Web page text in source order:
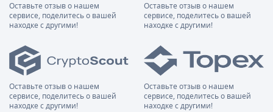
Оставьте отзыв о нашем
сервисе, поделитесь о вашей
находке с другими!
Оставьте отзыв о нашем
сервисе, поделитесь о вашей
находке с другими!
Оставьте отзыв о нашем
сервисе, поделитесь о вашей
находке с другими!
Оставьте отзыв о нашем
сервисе, поделитесь о вашей
находке с другими!